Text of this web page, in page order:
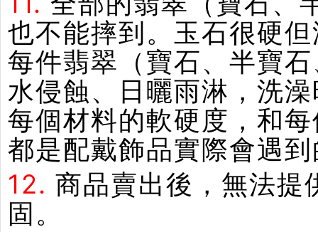
也不能摔到。玉石很硬
每件翡翠（寶石、半寶
水侵蝕、日曬雨淋，洗
每個材料的軟硬度，和
都是配戴飾品實際會遇
12. 商品賣出後，無法提
固。